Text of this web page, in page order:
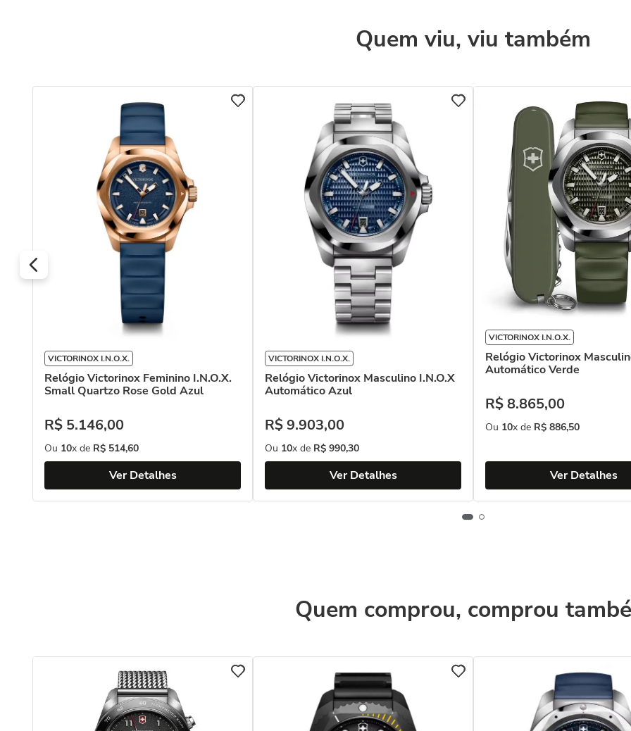
Quem viu, viu também
VICTORINOX I.N.O.X.
Relógio Victorinox Feminino I.N.O.X.
Small Quartzo Rose Gold Azul
R$ 5.146,00
Ou 10x de R$ 514,60
Ver Detalhes
VICTORINOX I.N.O.X.
Relógio Victorinox Masculino I.N.O.X
Automático Azul
R$9.903,00
Ou 10x de R$ 990,30
Ver Detalhes
VICTORINOX I.N.O.X.
Relógio Victorinox
Automático Verde
R$8.865,00
Ou 10x de R$ 886,50
Ver Detalhes
Quem comprou, comprou